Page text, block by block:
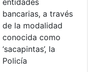
Comprar
bancarias, a través
de la modalidad
conocida como
‘sacapintas’, la
Policía